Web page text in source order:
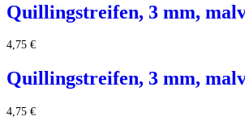
Quillingstreifen, 3 mm,
4,75 €
Quillingstreifen, 3 mm,
4,75 €